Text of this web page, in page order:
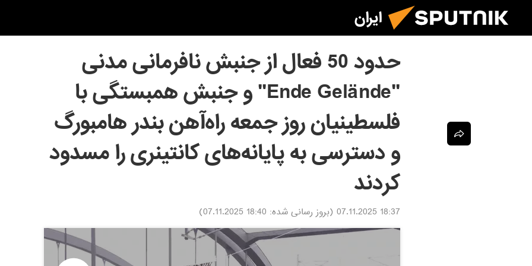
ایران
حدود 50 فعال از جنبش نافرمانی مدنی
"Ende Gelände" و جنبش همبستگی با
فلسطینیان روز جمعه راه‌آهن بندر هامبورگ
و دسترسی به پایانه‌های کانتینری را مسدود
کردند
18:37 07.11.2025 (بروز رسانی شده: 18:40 07.11.2025
)